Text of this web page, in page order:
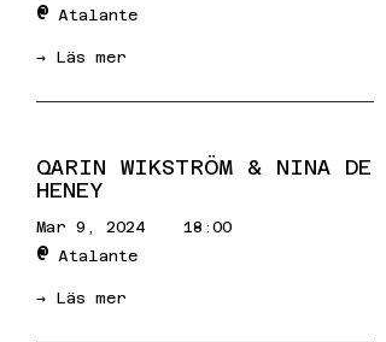
@ Atalante
→ Läs mer
QARIN WIKSTRÖM & NINA DE
HENEY
Mar 9, 2024 18:00
@ Atalante
→ Läs mer